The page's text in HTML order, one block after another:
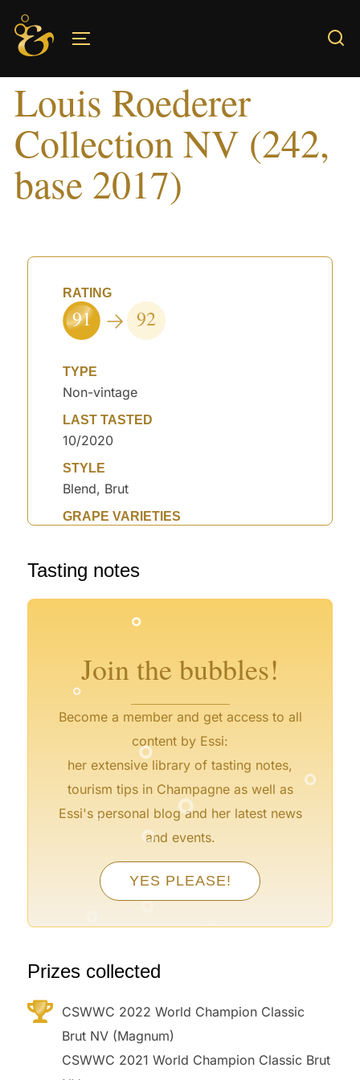
Skip
content
Louis Roederer
Collection NV (242,
base 2017)
RATING
91 92
TYPE
Non-vintage
LAST TASTED
10/2020
STYLE
Blend, Brut
GRAPE VARIETIES
Tasting notes
Join the bubbles!
Become a member and get access to all
content by Essi:
her extensive library of tasting notes,
tourism tips in Champagne as well as
Essi's personal blog and her latest news
and events.
YES PLEASE!
° °
°
°
°
°
°
°
°
°
°
°
Prizes collected
CSWWC 2022 World Champion Classic
Brut NV (Magnum)
CSWWC 2021 World Champion Classic Brut